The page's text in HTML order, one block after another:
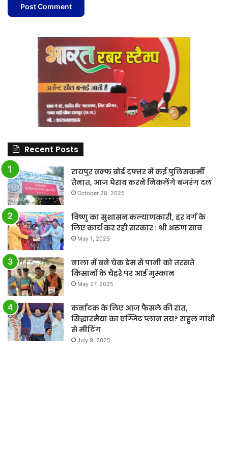
Recent Posts
रायपुर वक्फ बोर्ड दफ्तर में कई पुलिसकर्मी
तैनात, आज घेराव करने निकलेंगे बजरंग दल
October 28, 2025
विष्णु का सुशासन कल्याणकारी, हर वर्ग के
लिए कार्य कर रही सरकार : श्री अरुण साव
May 1, 2025
नाला में बने चेक डेम से पानी को तरसते
किसानों के चेहरे पर आई मुस्कान
May 27, 2025
कर्नाटक के लिए आज फैसले की रात,
सिद्धारमैया का एग्जिट प्लान तय? राहुल गांधी
से मीटिंग
July 9, 2025